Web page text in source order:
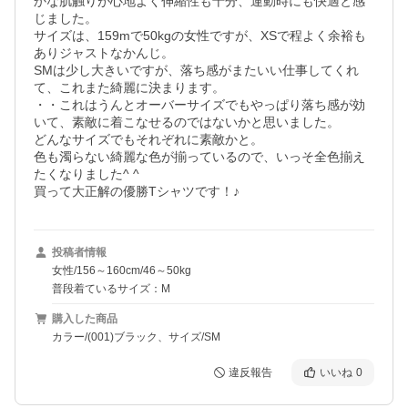
じました。
サイズは、159mで50kgの女性ですが、XSで程よく余裕も
ありジャストなかんじ。
SMは少し大きいですが、落ち感がまたいい仕事してくれ
て、これまた綺麗に決まります。
・・これはうんとオーバーサイズでもやっぱり落ち感が効
いて、素敵に着こなせるのではないかと思いました。
どんなサイズでもそれぞれに素敵かと。
色も濁らない綺麗な色が揃っているので、いっそ全色揃え
たくなりました^ ^
買って大正解の優勝Tシャツです！♪
投稿者情報
女性/156～160cm/46～50kg
普段着ているサイズ：M
購入した商品
カラー/(001)ブラック、サイズ/SM
違反報告 いいね 0